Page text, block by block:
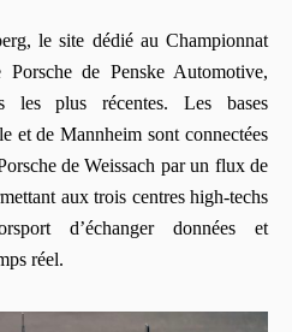
le site dédié au Championnat
de Penske Automotive,
les plus récentes. Les bases
et de Mannheim sont connectées
de Weissach par un flux de
aux trois centres high-techs
d’échanger données et
réel.